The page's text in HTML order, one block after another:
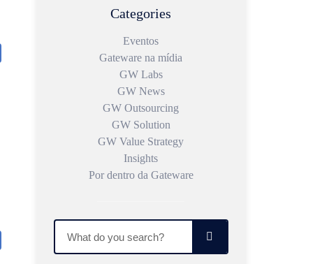
Categories
Eventos
Gateware na mídia
GW Labs
GW News
GW Outsourcing
GW Solution
GW Value Strategy
Insights
Por dentro da Gateware